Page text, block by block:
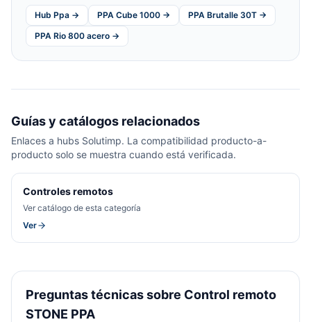
Hub Ppa → PPA Cube 1000 →
PPA Brutalle 30T →
PPA Rio 800 acero →
Guías y catálogos relacionados
Enlaces a hubs Solutimp. La compatibilidad producto-a-
producto solo se muestra cuando está verificada.
Controles remotos
Ver catálogo de esta categoría
Ver
Preguntas técnicas sobre Control remoto
STONE PPA